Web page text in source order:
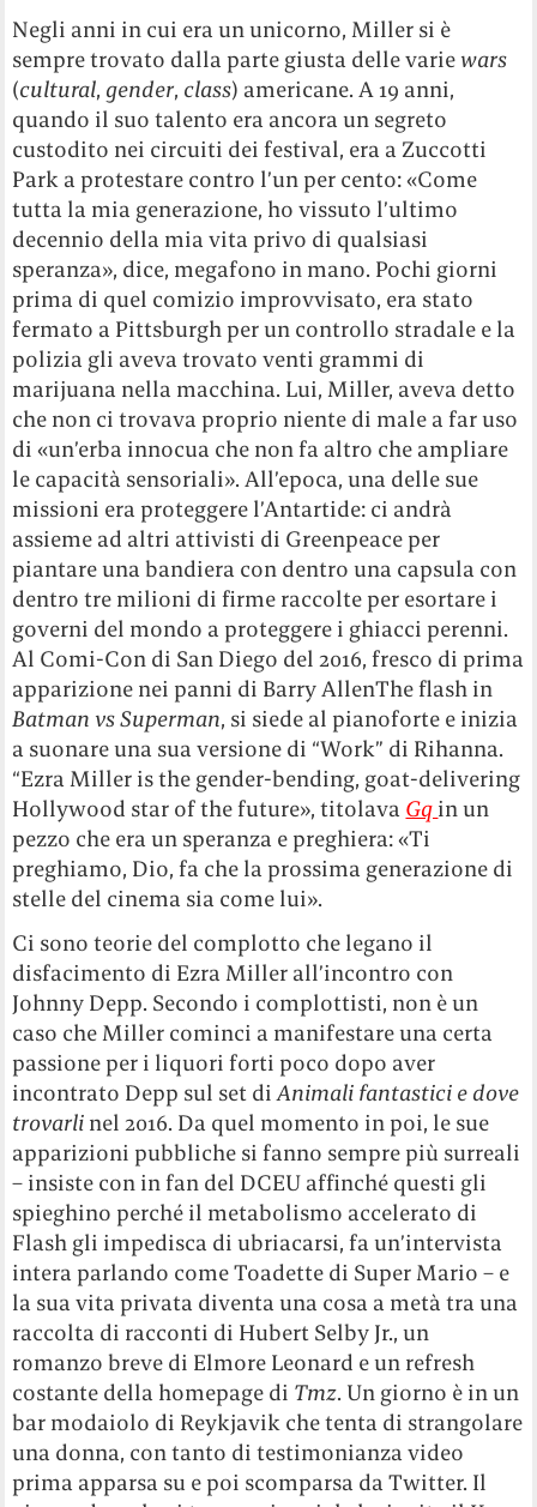
Negli anni in cui era un unicorno, Miller si è
sempre trovato dalla parte giusta delle varie wars
(cultural, gender, class) americane. A 19 anni,
quando il suo talento era ancora un segreto
custodito nei circuiti dei festival, era a Zuccotti
Park a protestare contro l’un per cento: «Come
tutta la mia generazione, ho vissuto l’ultimo
decennio della mia vita privo di qualsiasi
speranza», dice, megafono in mano. Pochi giorni
prima di quel comizio improvvisato, era stato
fermato a Pittsburgh per un controllo stradale e la
polizia gli aveva trovato venti grammi di
marijuana nella macchina. Lui, Miller, aveva detto
che non ci trovava proprio niente di male a far uso
di «un’erba innocua che non fa altro che ampliare
le capacità sensoriali». All’epoca, una delle sue
missioni era proteggere l’Antartide: ci andrà
assieme ad altri attivisti di Greenpeace per
piantare una bandiera con dentro una capsula con
dentro tre milioni di firme raccolte per esortare i
governi del mondo a proteggere i ghiacci perenni.
Al Comi-Con di San Diego del 2016, fresco di prima
apparizione nei panni di Barry AllenThe flash in
Batman vs Superman, si siede al pianoforte e inizia
a suonare una sua versione di “Work” di Rihanna.
“Ezra Miller is the gender-bending, goat-delivering
Hollywood star of the future», titolava Gq in un
pezzo che era un speranza e preghiera: «Ti
preghiamo, Dio, fa che la prossima generazione di
stelle del cinema sia come lui».
Ci sono teorie del complotto che legano il
disfacimento di Ezra Miller all’incontro con
Johnny Depp. Secondo i complottisti, non è un
caso che Miller cominci a manifestare una certa
passione per i liquori forti poco dopo aver
incontrato Depp sul set diAnimali fantastici e dove
trovarli nel 2016. Da quel momento in poi, le sue
apparizioni pubbliche si fanno sempre più surreali
– insiste con in fan del DCEU affinché questi gli
spieghino perché il metabolismo accelerato di
Flash gli impedisca di ubriacarsi, fa un’intervista
intera parlando come Toadette di Super Mario – e
la sua vita privata diventa una cosa a metà tra una
raccolta di racconti di Hubert Selby Jr., un
romanzo breve di Elmore Leonard e un refresh
costante della homepage di Tmz. Un giorno è in un
bar modaiolo di Reykjavik che tenta di strangolare
una donna, con tanto di testimonianza video
prima apparsa su e poi scomparsa da Twitter. Il